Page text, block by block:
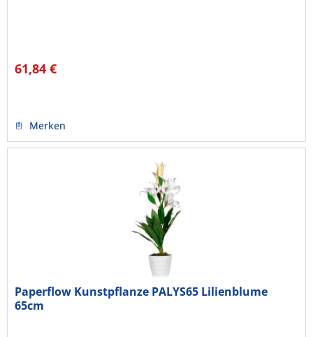
61,84 €
Merken
Paperflow Kunstpflanze PALYS65 Lilienblume
65cm